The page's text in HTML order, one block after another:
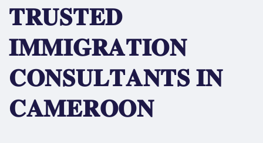
𝐓𝐑𝐔𝐒𝐓𝐄𝐃
𝐈𝐌𝐌𝐈𝐆𝐑𝐀𝐓𝐈𝐎𝐍
𝐂𝐎𝐍𝐒𝐔𝐋𝐓𝐀𝐍𝐓𝐒 𝐈𝐍
𝐂𝐀𝐌𝐄𝐑𝐎𝐎𝐍